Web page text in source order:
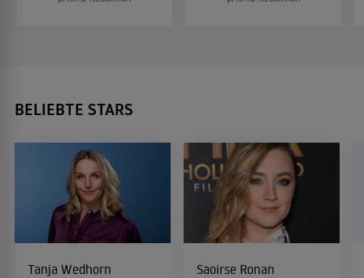
BELIEBTE STARS
Tanja Wedhorn Saoirse Ronan